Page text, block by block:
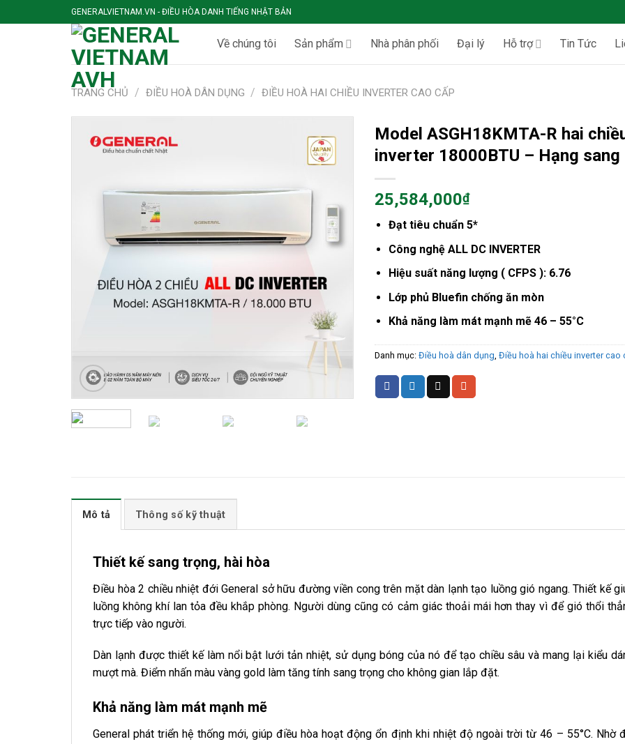
to
GENERALVIETNAM.VN - ĐIỀU HÒA DANH TIẾNG NHẬT BẢN
Về chúng tôi Sản phẩm Nhà phân phối Đại lý Hỗ trợ Tin Tức
TRANG CHỦ / ĐIỀU HOÀ DÂN DỤNG / ĐIỀU HOÀ HAI CHIỀU INVERTER CAO CẤP
Model ASGH18KMTA-R hai
inverter 18000BTU – Hạng sang
25,584,000₫
Đạt tiêu chuẩn 5*
Công nghệ ALL DC INVERTER
Hiệu suất năng lượng ( CFPS ): 6.76
Lớp phủ Bluefin chống ăn mòn
Khả năng làm mát mạnh mẽ 46 – 55°C
Danh mục: Điều hoà dân dụng, Điều hoà hai chiều inverter cao
Mô tả Thông số kỹ thuật
Thiết kế sang trọng, hài hòa
Điều hòa 2 chiều nhiệt đới General sở hữu đường viền cong trên mặt dàn lạnh tạo luồng gió ngang. Thiết kế
luồng không khí lan tỏa đều khắp phòng. Người dùng cũng có cảm giác thoải mái hơn thay vì để gió thổi
trực tiếp vào người.
Dàn lạnh được thiết kế làm nổi bật lưới tản nhiệt, sử dụng bóng của nó để tạo chiều sâu và mang lại kiểu
mượt mà. Điểm nhấn màu vàng gold làm tăng tính sang trọng cho không gian lắp đặt.
Khả năng làm mát mạnh mẽ
General phát triển hệ thống mới, giúp điều hòa hoạt động ổn định khi nhiệt độ ngoài trời từ 46 – 55°C. Nhờ